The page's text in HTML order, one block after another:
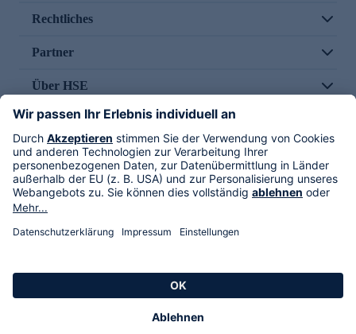
Rechtliches
Partner
Über HSE
Im TV
HSE International